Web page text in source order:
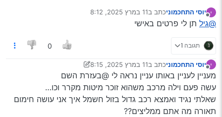
לי יש מאזדה 5 350K שאני מוכר ב7
יש שם כמה בעיות אחרות שרק עושות רעש
Spoiler
מנותק
יוסי התחכמוניכתב ב11 במרץ 2025, 8:12
נערך לאחרונה על ידי
@גיל תן לי פרטים באישי
תגובה 1 0
מנותק
יוסי התחכמוניכתב ב11 במרץ 2025, 8:15
נערך לאחרונה על ידי יעקב מ. פינס
מעניין לעניין באותו עניין נראה לי @בעזרת השם
עשה פעם וילה מרכב משהוא זוכר מיטות מקרר וכו…
שאלתי נגיד ואמצא רכב גדול בזול חשמל איך אני עושה חימום
תאורה מה אתם ממליצים??